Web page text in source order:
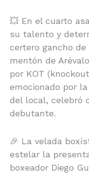
💥 En el cuarto
su talento y
certero gancho
mentón de
por KOT
emocionado por
del local, celebró
debutante.
🎉 La velada
estelar la
boxeador Diego